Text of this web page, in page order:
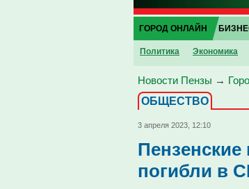
ГОРОД ОНЛАЙН
Политика Экономика
Новости Пензы →
ОБЩЕСТВО
3 апреля 2023, 12:10
погибли в